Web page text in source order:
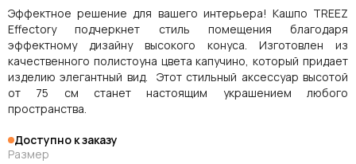
Эффектное решение для вашего интерьера! Кашпо TREEZ
Effectory подчеркнет стиль помещения благодаря
эффектному дизайну высокого конуса. Изготовлен из
качественного полистоуна цвета капучино, который придает
изделию элегантный вид. Этот стильный аксессуар высотой
от 75 см станет настоящим украшением любого
пространства.
Доступно к заказу
Размер